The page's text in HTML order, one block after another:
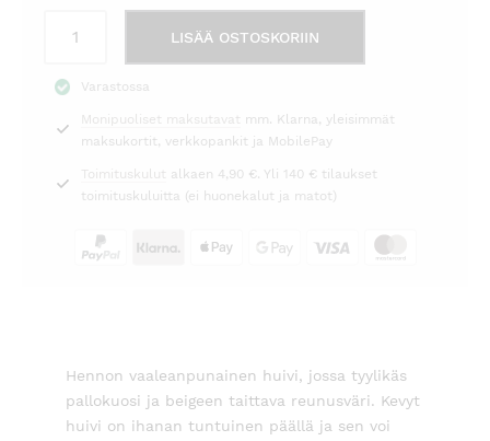
Nora
määrä
LISÄÄ OSTOSKORIIN
Varastossa
Monipuoliset maksutavat mm. Klarna, yleisimmät
maksukortit, verkkopankit ja MobilePay
Toimituskulut alkaen 4,90 €. Yli 140 € tilaukset
toimituskuluitta (ei huonekalut ja matot)
Hennon vaaleanpunainen huivi, jossa tyylikäs
pallokuosi ja beigeen taittava reunusväri. Kevyt
huivi on ihanan tuntuinen päällä ja sen voi